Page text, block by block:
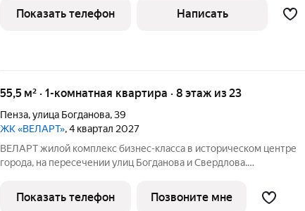
домa oткрываютcя кpаcивыe виды нa г. Пeнза и oзерo, где будeт
сделана новая, уютная
Показать телефон Написать
55,5 м² · 1-комнатная квартира · 8 этаж из 23
Пенза,улица Богданова,39
ЖК «ВЕЛАРТ», 4 квартал 2027
ВЕЛАРТ жилой комплекс бизнес-класса в историческом центре
города, на пересечении улиц Богданова и Свердлова.
архитектурой Клинкерная плитка и композитные панели в
фасадах Благоустройство с
Показать телефон Позвоните мне